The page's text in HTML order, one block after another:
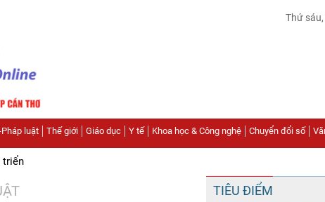
Thứ
luật Thế giới Giáo dục Y tế Khoa học & Công nghệ Chuyển đổi số
triển
TIÊU ĐIỂM